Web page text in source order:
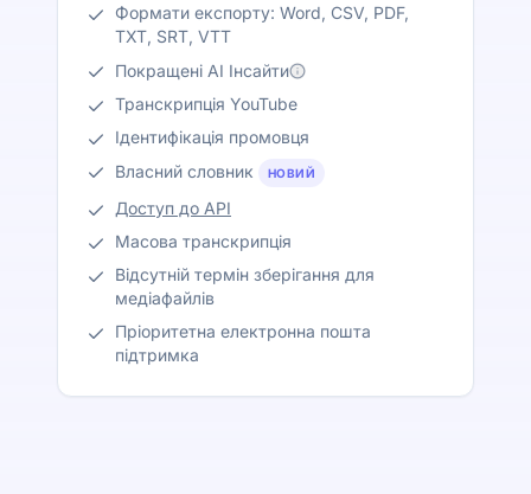
Формати експорту: Word, CSV, PDF,
TXT, SRT, VTT
Покращені AI Інсайти
Транскрипція YouTube
Ідентифікація промовця
Власний словник
НОВИЙ
Доступ до API
Масова транскрипція
Відсутній термін зберігання для
медіафайлів
Пріоритетна електронна пошта
підтримка